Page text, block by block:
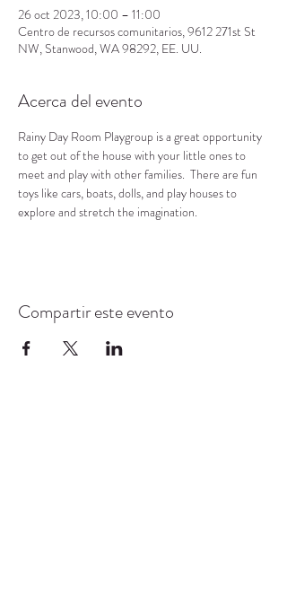
26 oct 2023, 10:00 – 11:00
Centro de recursos comunitarios, 9612 271st St
NW, Stanwood, WA 98292, EE. UU.
Acerca del evento
Rainy Day Room Playgroup is a great opportunity
to get out of the house with your little ones to
meet and play with other families.  There are fun
toys like cars, boats, dolls, and play houses to
explore and stretch the imagination.
Compartir este evento